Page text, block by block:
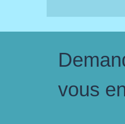
vous